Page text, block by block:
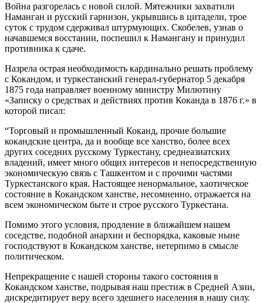
Война разгорелась с новой силой. Мятежники захватили
Наманган и русский гарнизон, укрывшись в цитадели, трое
суток с трудом сдерживал штурмующих. Скобелев, узнав о
начавшемся восстании, поспешил к Намангану и принудил
противника к сдаче.
Назрела острая необходимость кардинально решать проблему
с Кокандом, и туркестанский генерал-губернатор 5 декабря
1875 года направляет военному министру Милютину
«Записку о средствах и действиях против Коканда в 1876 г.» в
которой писал:
“Торговый и промышленный Коканд, прочие большие
кокандские центра, да и вообще все ханство, более всех
других соседних русскому Туркестану, среднеазиатских
владений, имеет много общих интересов и непосредственную
экономическую связь с Ташкентом и с прочими частями
Туркестанского края. Настоящее ненормальное, хаотическое
состояние в Кокандском ханстве, несомненно, отражается на
всем экономическом быте и строе русского Туркестана.
Помимо этого условия, продление в ближайшем нашем
соседстве, подобной анархии и беспорядка, каковые ныне
господствуют в Кокандском ханстве, нетерпимо в смысле
политическом.
Непрекращение с нашей стороны такого состояния в
Кокандском ханстве, подрывая наш престиж в Средней Азии,
дискредитирует веру всего здешнего населения в нашу силу.